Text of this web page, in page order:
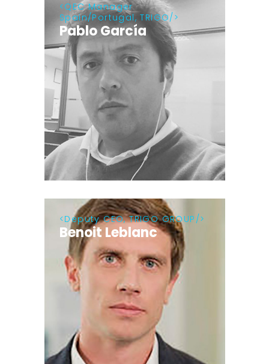
QEC Manager
Spain/Portugal, TRIGO
Pablo García
Deputy CEO, TRIGO GROUP
Benoit Leblanc